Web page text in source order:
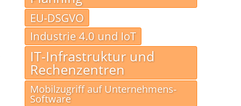
EU-DSGVO
Industrie 4.0 und IoT
IT-Infrastruktur und
Rechenzentren
Mobilzugriff auf Unternehmens-
Software